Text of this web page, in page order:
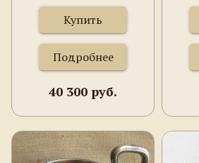
Купить
Подробнее
40 300 руб.